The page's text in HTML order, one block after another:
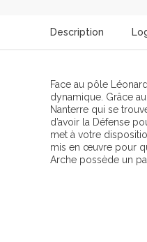
Description
Face au pôle
dynamique. Grâce
Nanterre qui se
d’avoir la Défense
met à votre
mis en œuvre pour
Arche possède un